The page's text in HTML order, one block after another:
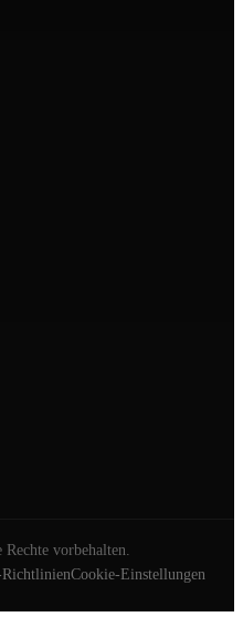
vorbehalten.
Cookie-Einstellungen